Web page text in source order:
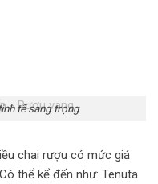
tế sang trọng
chai rượu có mức giá
thể kể đến như: Tenuta